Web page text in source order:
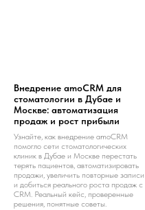
Внедрение amoCRM для
стоматологии в Дубае и
Москве: автоматизация
продаж и рост прибыли
Узнайте, как внедрение amoCRM
помогло сети стоматологических
клиник в Дубае и Москве перестать
терять пациентов, автоматизировать
продажи, увеличить повторные записи
и добиться реального роста продаж с
CRM. Реальный кейс, проверенные
решения, понятные советы.